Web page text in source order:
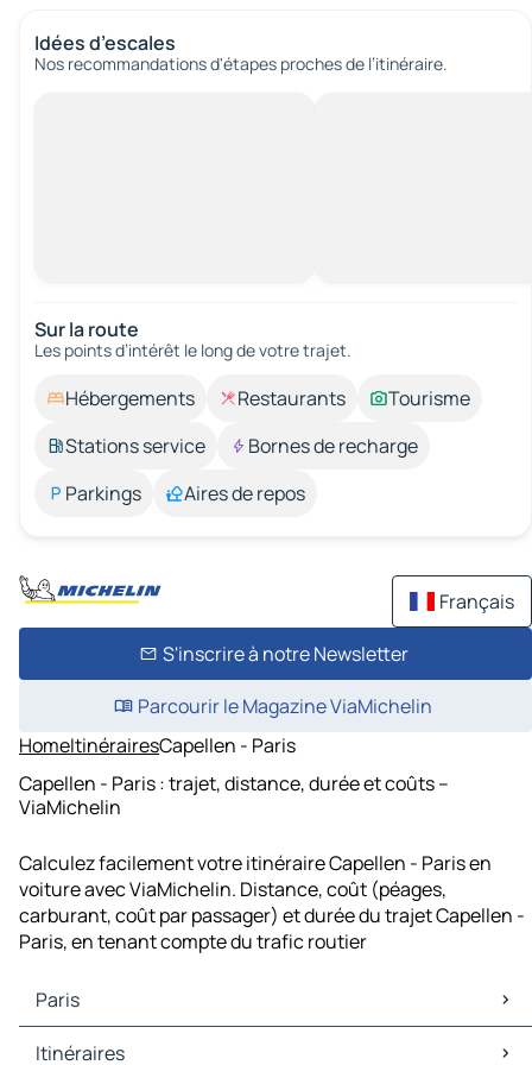
Idées d’escales
Nos recommandations d'étapes proches de l’itinéraire.
Sur la route
Les points d’intérêt le long de votre trajet.
Hébergements Restaurants
Tourisme
Stations service
Bornes de recharge
Parkings
Aires de repos
Français
S'inscrire à notre Newsletter
Parcourir le Magazine ViaMichelin
HomeItinérairesCapellen - Paris
Capellen - Paris : trajet, distance, durée et coûts –
ViaMichelin
Calculez facilement votre itinéraire Capellen - Paris en
voiture avec ViaMichelin. Distance, coût (péages,
carburant, coût par passager) et durée du trajet Capellen -
Paris, en tenant compte du trafic routier
Paris
Paris Cartes et plans
Itinéraires